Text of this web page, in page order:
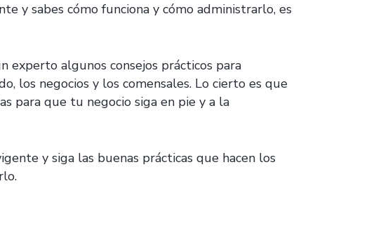
y sabes cómo funciona y cómo administrarlo, es
experto algunos consejos prácticos para
los negocios y los comensales. Lo cierto es que
para que tu negocio siga en pie y a la
y siga las buenas prácticas que hacen los